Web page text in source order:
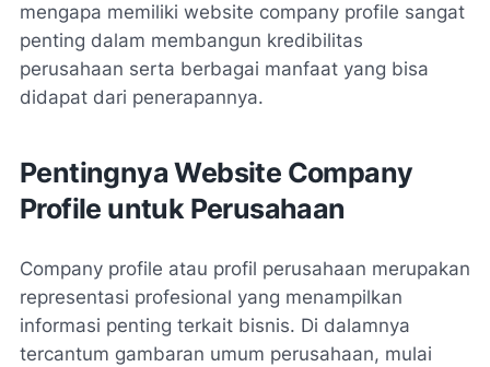
mengapa memiliki website company profile sangat
penting dalam membangun kredibilitas
perusahaan serta berbagai manfaat yang bisa
didapat dari penerapannya.
Pentingnya Website Company
Profile untuk Perusahaan
Company profile atau profil perusahaan merupakan
representasi profesional yang menampilkan
informasi penting terkait bisnis. Di dalamnya
tercantum gambaran umum perusahaan, mulai